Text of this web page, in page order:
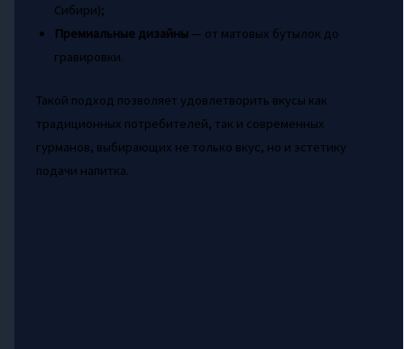
Сибири);
Премиальные дизайны— от матовых бутылок до
гравировки.
Такой подход позволяет удовлетворить вкусы как
традиционных потребителей, так и современных
гурманов, выбирающих не только вкус, но и эстетику
подачи напитка.